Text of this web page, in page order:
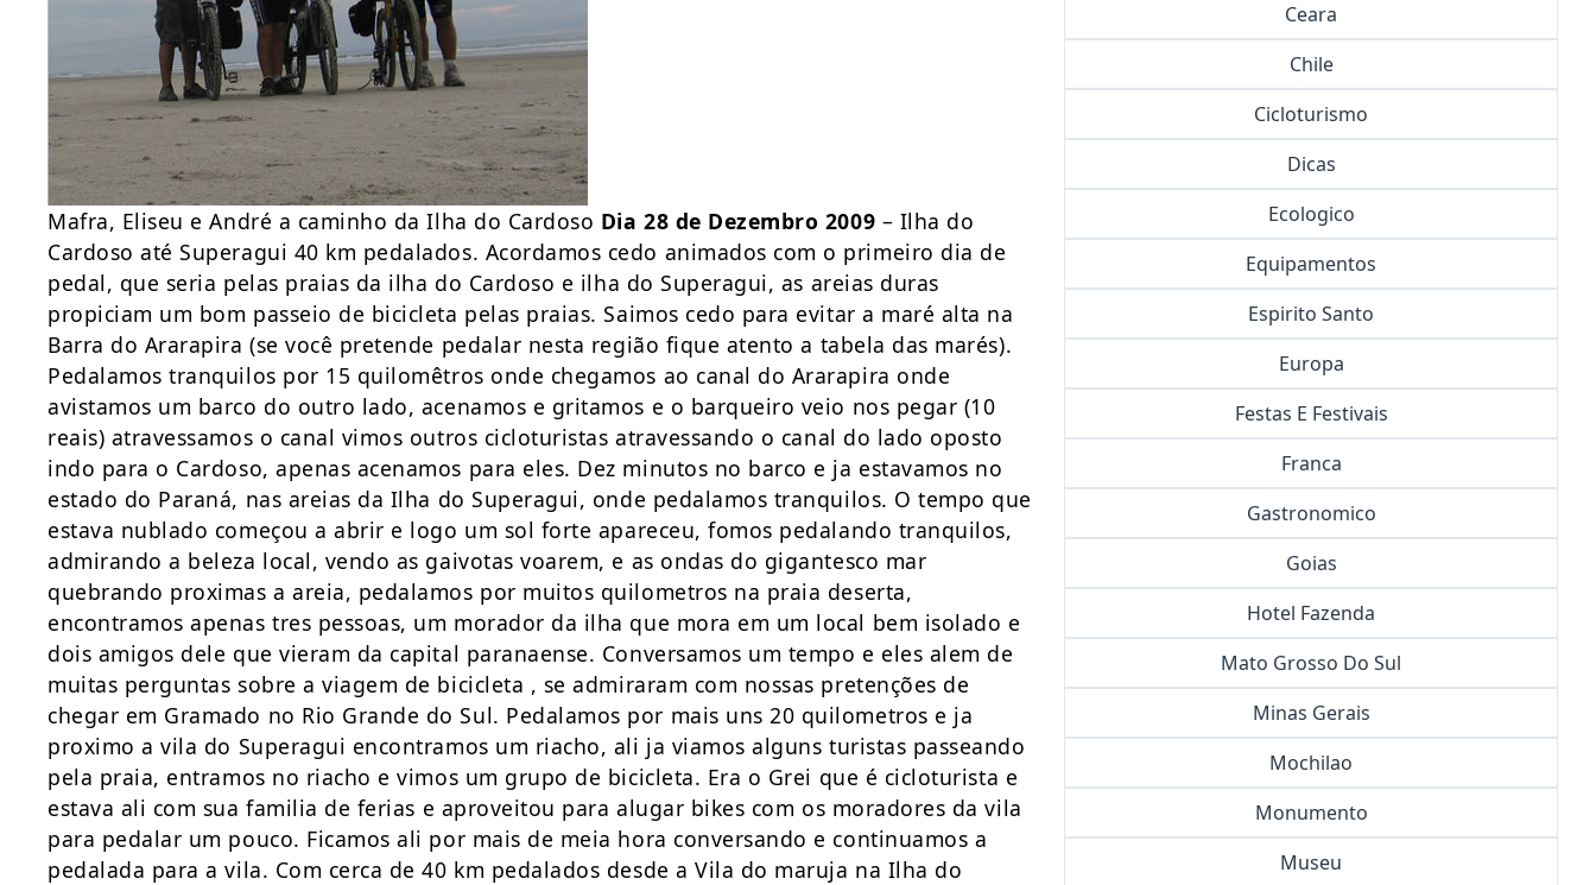
Mafra, Eliseu e André a caminho da Ilha do Cardoso Dia 28 de Dezembro 2009 – Ilha do
Cardoso até Superagui 40 km pedalados. Acordamos cedo animados com o primeiro dia de
pedal, que seria pelas praias da ilha do Cardoso e ilha do Superagui, as areias duras
propiciam um bom passeio de bicicleta pelas praias. Saimos cedo para evitar a maré alta na
Barra do Ararapira (se você pretende pedalar nesta região fique atento a tabela das marés).
Pedalamos tranquilos por 15 quilomêtros onde chegamos ao canal do Ararapira onde
avistamos um barco do outro lado, acenamos e gritamos e o barqueiro veio nos pegar (10
reais) atravessamos o canal vimos outros cicloturistas atravessando o canal do lado oposto
indo para o Cardoso, apenas acenamos para eles. Dez minutos no barco e ja estavamos no
estado do Paraná, nas areias da Ilha do Superagui, onde pedalamos tranquilos. O tempo que
estava nublado começou a abrir e logo um sol forte apareceu, fomos pedalando tranquilos,
admirando a beleza local, vendo as gaivotas voarem, e as ondas do gigantesco mar
quebrando proximas a areia, pedalamos por muitos quilometros na praia deserta,
encontramos apenas tres pessoas, um morador da ilha que mora em um local bem isolado e
dois amigos dele que vieram da capital paranaense. Conversamos um tempo e eles alem de
muitas perguntas sobre a viagem de bicicleta , se admiraram com nossas pretenções de
chegar em Gramado no Rio Grande do Sul. Pedalamos por mais uns 20 quilometros e ja
proximo a vila do Superagui encontramos um riacho, ali ja viamos alguns turistas passeando
pela praia, entramos no riacho e vimos um grupo de bicicleta. Era o Grei que é cicloturista e
estava ali com sua familia de ferias e aproveitou para alugar bikes com os moradores da vila
para pedalar um pouco. Ficamos ali por mais de meia hora conversando e continuamos a
pedalada para a vila. Com cerca de 40 km pedalados desde a Vila do maruja na Ilha do
Ceara
Chile
Cicloturismo
Dicas
Ecologico
Equipamentos
Espirito Santo
Europa
Festas E Festivais
Franca
Gastronomico
Goias
Hotel Fazenda
Mato Grosso Do Sul
Minas Gerais
Mochilao
Monumento
Museu